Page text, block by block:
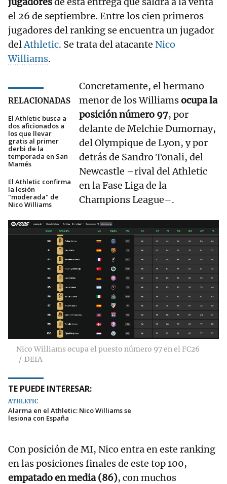
el 26 de septiembre. Entre los cien primeros
jugadores del ranking se encuentra un jugador
delAthletic. Se trata del atacante Nico
Williams.
RELACIONADAS
El Athletic busca a
dos aficionados a
los que llevar
gratis al primer
derbi de la
temporada en San
Mamés
El Athletic confirma
la lesión
"moderada" de
Nico Williams
Concretamente, el hermano
menor de los Williamsocupa la
posición número 97, por
delante de Melchie Dumornay,
del Olympique de Lyon, y por
detrás de Sandro Tonali, del
Newcastle –rival del Athletic
en la Fase Liga de la
Champions League–.
Nico Williams ocupa el puesto número 97 en el FC26
DEIA
TE PUEDE INTERESAR:
ATHLETIC
Alarma en el Athletic: Nico Williams se
lesiona con España
Con posición de MI, Nico entra en este ranking
en las posiciones finales de este top 100,
empatado en media (86), con muchos